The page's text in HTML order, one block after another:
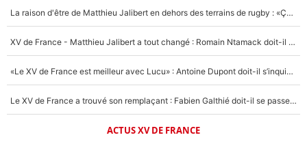
5% La raison d'être de Matthieu Jalibert en dehors des terrains de rugby : «Ça m'atteint autant que si tu touches à un membre de ma famille»
XV de France - Matthieu Jalibert a tout changé : Romain Ntamack doit-il s’inquiéter pour sa place à un an de la Coupe du monde ?
«Le XV de France est meilleur avec Lucu» : Antoine Dupont doit-il s’inquiéter pour sa place ?
Le XV de France a trouvé son remplaçant : Fabien Galthié doit-il se passer d'Antoine Dupont ?
ACTUS XV DE FRANCE